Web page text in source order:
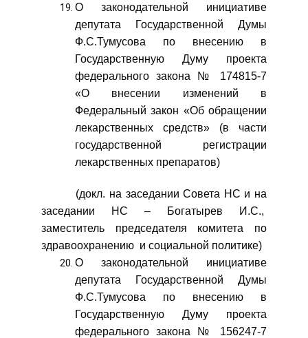
О законодательной инициативе
депутата Государственной Думы
Ф.С.Тумусова по внесению в
Государственную Думу проекта
федерального закона № 174815-7
«О внесении изменений в
Федеральный закон «Об обращении
лекарственных средств» (в части
государственной регистрации
лекарственных препаратов)
(докл. на заседании Совета НС и на
заседании НС – Богатырев И.С.,
заместитель председателя комитета по
здравоохранению и социальной политике)
О законодательной инициативе
депутата Государственной Думы
Ф.С.Тумусова по внесению в
Государственную Думу проекта
федерального закона № 156247-7